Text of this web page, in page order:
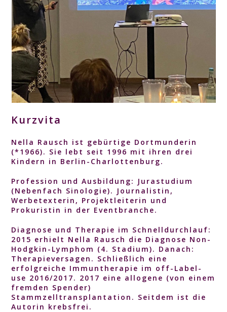
Kurzvita
Nella Rausch ist gebürtige Dortmunderin
(*1966). Sie lebt seit 1996 mit ihren drei
Kindern in Berlin-Charlottenburg.
Profession und Ausbildung: Jurastudium
(Nebenfach Sinologie). Journalistin,
Werbetexterin, Projektleiterin und
Prokuristin in der Eventbranche.
Diagnose und Therapie im Schnelldurchlauf:
2015 erhielt Nella Rausch die Diagnose Non-
Hodgkin-Lymphom (4. Stadium). Danach:
Therapieversagen. Schließlich eine
erfolgreiche Immuntherapie im off-Label-
use 2016/2017. 2017 eine allogene (von einem
fremden Spender)
Stammzelltransplantation. Seitdem ist die
Autorin krebsfrei.